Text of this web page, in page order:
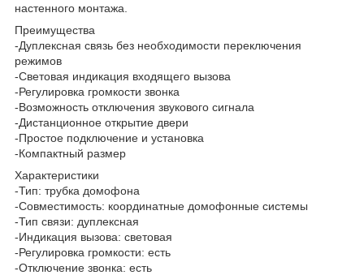
настенного монтажа.
Преимущества
-Дуплексная связь без необходимости переключения
режимов
-Световая индикация входящего вызова
-Регулировка громкости звонка
-Возможность отключения звукового сигнала
-Дистанционное открытие двери
-Простое подключение и установка
-Компактный размер
Характеристики
-Тип: трубка домофона
-Совместимость: координатные домофонные системы
-Тип связи: дуплексная
-Индикация вызова: световая
-Регулировка громкости: есть
-Отключение звонка: есть